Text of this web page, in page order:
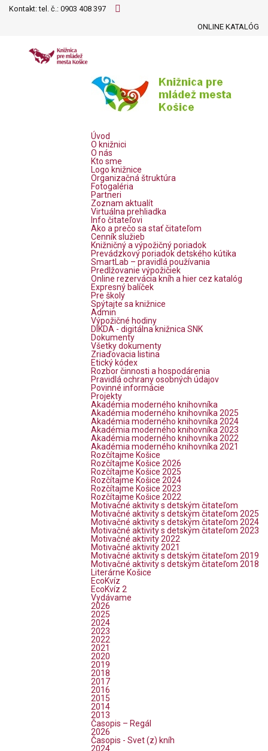
Kontakt: tel. č.: 0903 408 397
ONLINE KATALÓG
Úvod
O knižnici
O nás
Kto sme
Logo knižnice
Organizačná štruktúra
Fotogaléria
Partneri
Zoznam aktualít
Virtuálna prehliadka
Info čitateľovi
Ako a prečo sa stať čitateľom
Cenník služieb
Knižničný a výpožičný poriadok
Prevádzkový poriadok detského kútika
SmartLab – pravidlá používania
Predlžovanie výpožičiek
Online rezervácia kníh a hier cez katalóg
Expresný balíček
Pre školy
Spýtajte sa knižnice
Admin
Výpožičné hodiny
DIKDA - digitálna knižnica SNK
Dokumenty
Všetky dokumenty
Zriaďovacia listina
Etický kódex
Rozbor činnosti a hospodárenia
Pravidlá ochrany osobných údajov
Povinné informácie
Projekty
Akadémia moderného knihovníka
Akadémia moderného knihovníka 2025
Akadémia moderného knihovníka 2024
Akadémia moderného knihovníka 2023
Akadémia moderného knihovníka 2022
Akadémia moderného knihovníka 2021
Rozčítajme Košice
Rozčítajme Košice 2026
Rozčítajme Košice 2025
Rozčítajme Košice 2024
Rozčítajme Košice 2023
Rozčítajme Košice 2022
Motivačné aktivity s detským čitateľom
Motivačné aktivity s detským čitateľom 2025
Motivačné aktivity s detským čitateľom 2024
Motivačné aktivity s detským čitateľom 2023
Motivačné aktivity 2022
Motivačné aktivity 2021
Motivačné aktivity s detským čitateľom 2019
Motivačné aktivity s detským čitateľom 2018
Literárne Košice
EcoKvíz
EcoKvíz 2
Vydávame
2026
2025
2024
2023
2022
2021
2020
2019
2018
2017
2016
2015
2014
2013
Časopis – Regál
2026
Časopis - Svet (z) kníh
2024